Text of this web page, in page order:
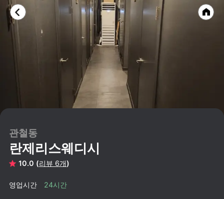
관철동
란제리스웨디시
10.0 (리뷰 6개)
영업시간 24시간